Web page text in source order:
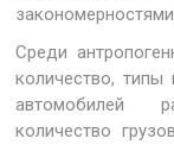
Среди
количество, типы
автомобилей
количество